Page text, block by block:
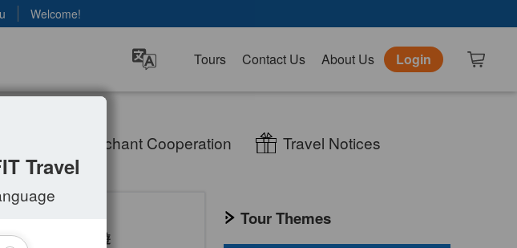
Welcome!
Tours Contact Us About Us Login
Merchant Cooperation
Travel Notices
級葡萄酒5天4夜遊
Tour Themes
Travel